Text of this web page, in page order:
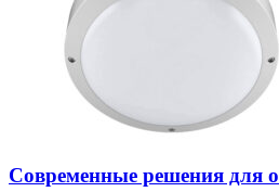
Современные решения для